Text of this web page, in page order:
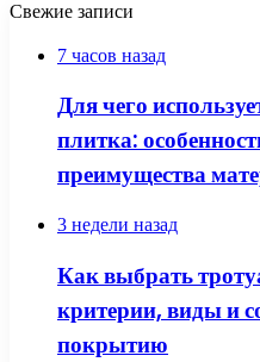
Свежие записи
7 часов назад
Для чего
плитка:
преимущества
3 недели назад
Как выбрать
критерии, виды и
покрытию